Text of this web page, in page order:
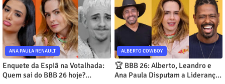
ANA PAULA RENAULT
Enquete da Espiã na Votalhada:
Quem sai do BBB 26 hoje?
ALBERTO COWBOY
🏆 BBB 26: Alberto, Leandro e
Ana Paula Disputam a Liderança